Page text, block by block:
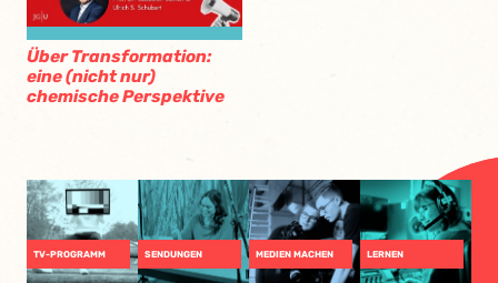
Über Transformation:
eine (nicht nur)
chemische Perspektive
TV-PROGRAMM SENDUNGEN MEDIEN MACHEN LERNEN